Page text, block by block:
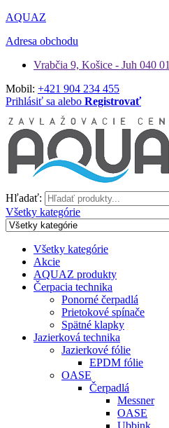
AQUAZ
Adresa obchodu
Vrabčia 9, Košice - Juh 040 01
Mobil: +421 904 234 455
Prihlásiť sa alebo Registrovať
Hľadať:
Všetky kategórie
Všetky kategórie
Akcie
AQUAZ produkty
Čerpacia technika
Ponorné čerpadlá
Prietokové spínače
Spätné klapky
Jazierková technika
Jazierkové fólie
EPDM fólie
OASE
Čerpadlá
Messner
OASE
Ubbink